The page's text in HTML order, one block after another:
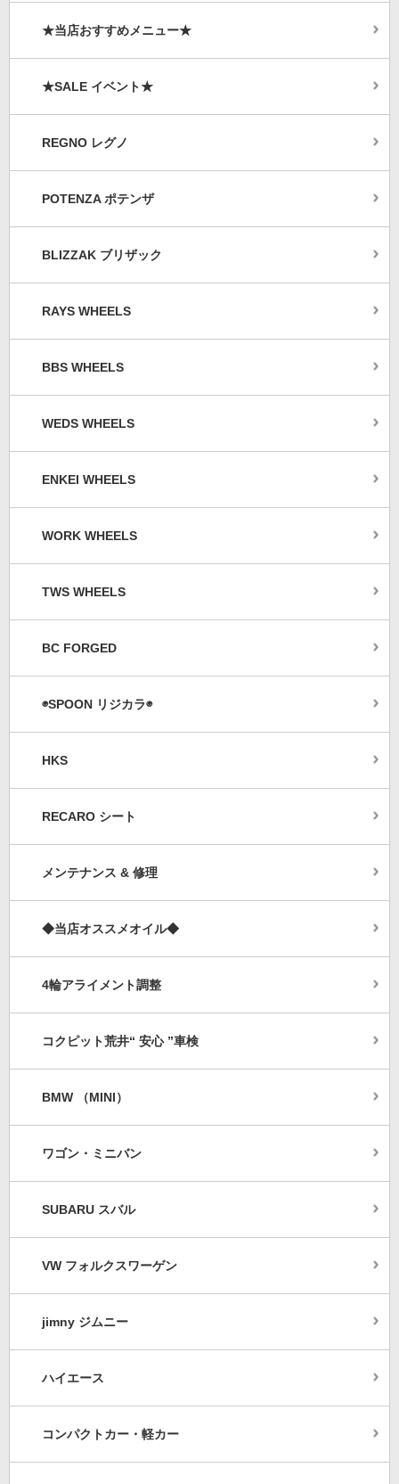
★当店おすすめメニュー★
★SALE イベント★
REGNO レグノ
POTENZA ポテンザ
BLIZZAK ブリザック
RAYS WHEELS
BBS WHEELS
WEDS WHEELS
ENKEI WHEELS
WORK WHEELS
TWS WHEELS
BC FORGED
◉SPOON リジカラ◉
HKS
RECARO シート
メンテナンス & 修理
◆当店オススメオイル◆
4輪アライメント調整
コクピット荒井“ 安心 ”車検
BMW （MINI）
ワゴン・ミニバン
SUBARU スバル
VW フォルクスワーゲン
jimny ジムニー
ハイエース
コンパクトカー・軽カー